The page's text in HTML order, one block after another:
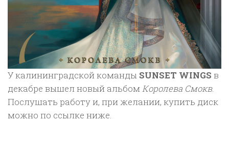
У калининградской команды SUNSET WINGS в
декабре вышел новый альбомКоролева Смокв.
Послушать работу и, при желании, купить диск
можно по ссылке ниже.